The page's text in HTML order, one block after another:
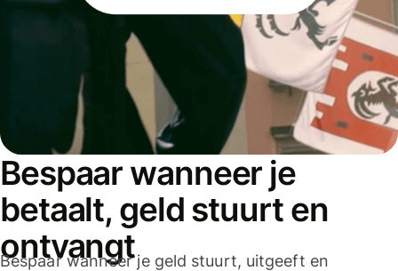
Bespaar wanneer je
betaalt, geld stuurt en
ontvangt
Bespaar wanneer je geld stuurt, uitgeeft en